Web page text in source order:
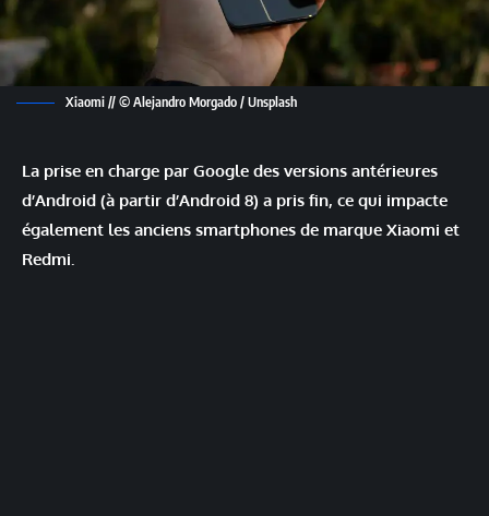
Xiaomi // © Alejandro Morgado / Unsplash
La prise en charge par Google des versions antérieures
d’Android (à partir d’Android 8) a pris fin, ce qui impacte
également les anciens smartphones de marque Xiaomi et
Redmi.